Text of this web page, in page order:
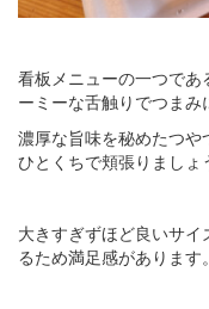
看板メニューの一つで
ーミーな舌触りでつまみ
濃厚な旨味を秘めたつや
ひとくちで頬張りましょ
大きすぎずほど良いサ
るため満足感があります。